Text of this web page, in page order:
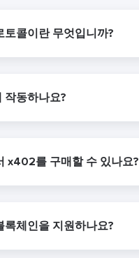
콜이란 무엇입니까?
동하나요?
x402를 구매할 수 있나요?
체인을 지원하나요?